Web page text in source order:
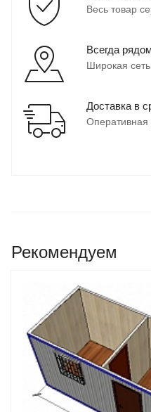
Весь товар
Всегда
Широкая
Доставка в
Оперативная
Рекомендуем